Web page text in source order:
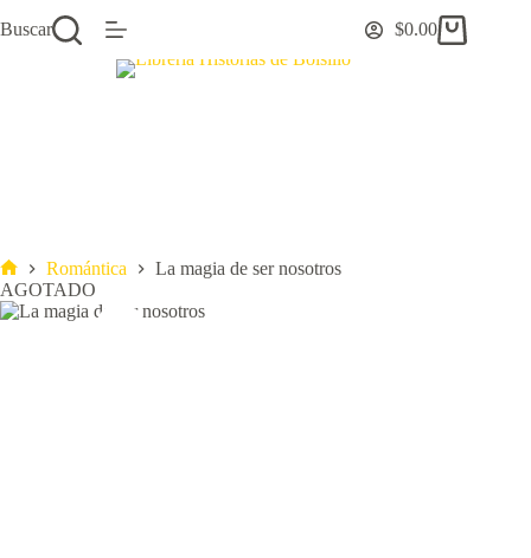
al
Buscar
Carro
$0.00
Inicio
Romántica
La magia de ser nosotros
AGOTADO